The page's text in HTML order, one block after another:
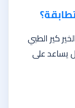
كير الطبي
يساعد على